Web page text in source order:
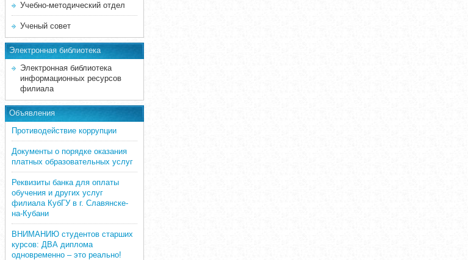
Учебно-методический отдел
Ученый совет
Электронная библиотека
Электронная библиотека
информационных ресурсов
филиала
Объявления
Противодействие коррупции
Документы о порядке оказания
платных образовательных услуг
Реквизиты банка для оплаты
обучения и других услуг
филиала КубГУ в г. Славянске-
на-Кубани
ВНИМАНИЮ студентов старших
курсов: ДВА диплома
одновременно – это реально!